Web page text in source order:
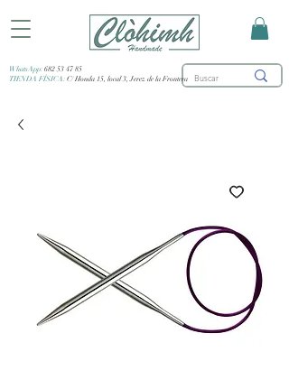
WhatsApp: 682 53 47 85
TIENDA FÍSICA: C/ Honda 15, local 3, Jerez de la Frontera